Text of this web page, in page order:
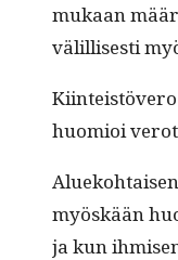
mukaan
välil­lis­es­ti
huomioi
myöskään
ja kun